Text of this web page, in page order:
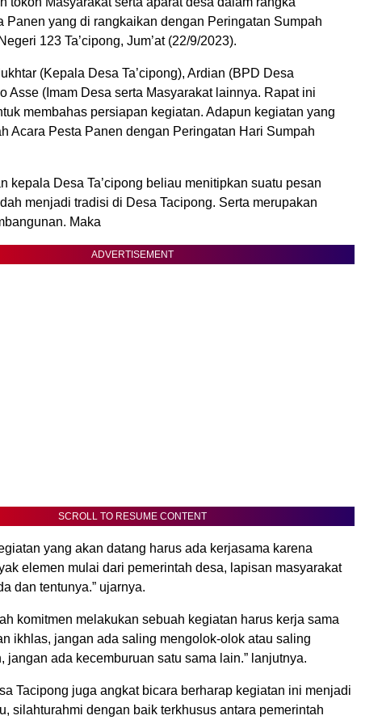
Panen yang di rangkaikan dengan Peringatan Sumpah
123 Ta’cipong, Jum’at (22/9/2023).
(Kepala Desa Ta’cipong), Ardian (BPD Desa
Asse (Imam Desa serta Masyarakat lainnya. Rapat ini
membahas persiapan kegiatan. Adapun kegiatan yang
Acara Pesta Panen dengan Peringatan Hari Sumpah
kepala Desa Ta’cipong beliau menitipkan suatu pesan
menjadi tradisi di Desa Tacipong. Serta merupakan
Maka
ADVERTISEMENT
SCROLL TO RESUME CONTENT
yang akan datang harus ada kerjasama karena
elemen mulai dari pemerintah desa, lapisan masyarakat
dan tentunya.” ujarnya.
komitmen melakukan sebuah kegiatan harus kerja sama
ikhlas, jangan ada saling mengolok-olok atau saling
jangan ada kecemburuan satu sama lain.” lanjutnya.
Tacipong juga angkat bicara berharap kegiatan ini menjadi
silahturahmi dengan baik terkhusus antara pemerintah